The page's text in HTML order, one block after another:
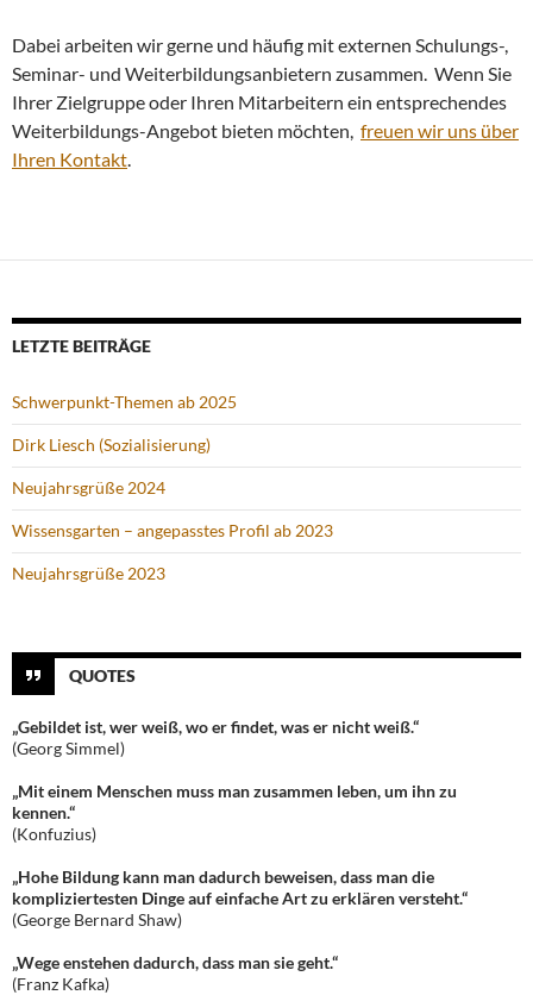
Dabei arbeiten wir gerne und häufig mit externen Schulungs-,
Seminar- und Weiterbildungsanbietern zusammen. Wenn Sie
Ihrer Zielgruppe oder Ihren Mitarbeitern ein entsprechendes
Weiterbildungs-Angebot bieten möchten, freuen wir uns über
Ihren Kontakt
LETZTE BEITRÄGE
Schwerpunkt-Themen ab 2025
Dirk Liesch (Sozialisierung)
Neujahrsgrüße 2024
Wissensgarten – angepasstes Profil ab 2023
Neujahrsgrüße 2023
QUOTES
„Gebildet ist, wer weiß, wo er findet, was er nicht weiß.“
(Georg Simmel)
„Mit einem Menschen muss man zusammen leben, um ihn zu
kennen.“
(Konfuzius)
„Hohe Bildung kann man dadurch beweisen, dass man die
kompliziertesten Dinge auf einfache Art zu erklären versteht.“
(George Bernard Shaw)
„Wege enstehen dadurch, dass man sie geht.“
(Franz Kafka)